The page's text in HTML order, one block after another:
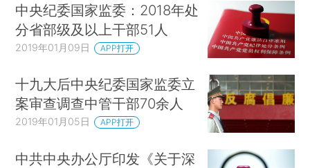
中央纪委国家监委：2018年处
分省部级及以上干部51人
2019年01月09日 APP打开
十九大后中央纪委国家监委立
案审查调查中管干部70余人
2019年01月05日 APP打开
中共中央办公厅印发《关于深